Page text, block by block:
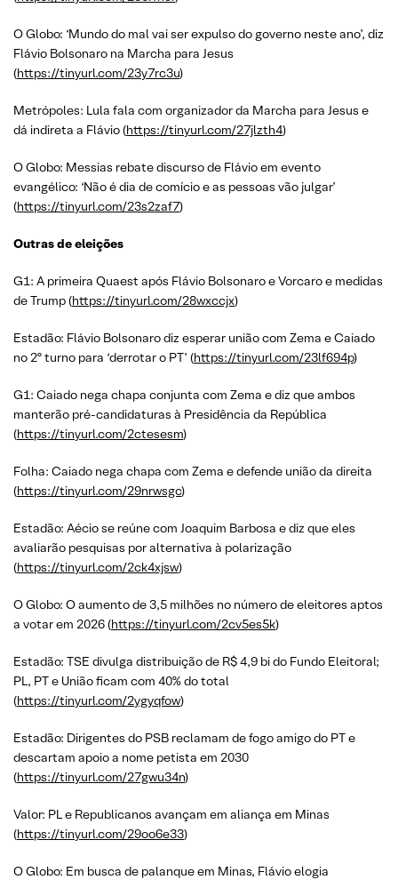
O Globo: ‘Mundo do mal vai ser expulso do governo neste ano’, diz
Flávio Bolsonaro na Marcha para Jesus
(https://tinyurl.com/23y7rc3u)
Metrópoles: Lula fala com organizador da Marcha para Jesus e
dá indireta a Flávio (https://tinyurl.com/27jlzth4)
O Globo: Messias rebate discurso de Flávio em evento
evangélico: ‘Não é dia de comício e as pessoas vão julgar’
(https://tinyurl.com/23s2zaf7)
Outras de eleições
G1: A primeira Quaest após Flávio Bolsonaro e Vorcaro e medidas
de Trump (https://tinyurl.com/28wxccjx)
Estadão: Flávio Bolsonaro diz esperar união com Zema e Caiado
no 2º turno para ‘derrotar o PT’ (https://tinyurl.com/23lf694p)
G1: Caiado nega chapa conjunta com Zema e diz que ambos
manterão pré-candidaturas à Presidência da República
(https://tinyurl.com/2ctesesm)
Folha: Caiado nega chapa com Zema e defende união da direita
(https://tinyurl.com/29nrwsgc)
Estadão: Aécio se reúne com Joaquim Barbosa e diz que eles
avaliarão pesquisas por alternativa à polarização
(https://tinyurl.com/2ck4xjsw)
O Globo: O aumento de 3,5 milhões no número de eleitores aptos
a votar em 2026 (https://tinyurl.com/2cv5es5k)
Estadão: TSE divulga distribuição de R$ 4,9 bi do Fundo Eleitoral;
PL, PT e União ficam com 40% do total
(https://tinyurl.com/2ygyqfow)
Estadão: Dirigentes do PSB reclamam de fogo amigo do PT e
descartam apoio a nome petista em 2030
(https://tinyurl.com/27gwu34n)
Valor: PL e Republicanos avançam em aliança em Minas
(https://tinyurl.com/29oo6e33)
O Globo: Em busca de palanque em Minas, Flávio elogia